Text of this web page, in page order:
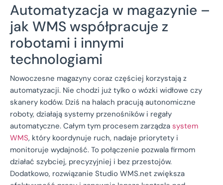
Automatyzacja w magazynie –
jak WMS współpracuje z
robotami i innymi
technologiami
Nowoczesne magazyny coraz częściej korzystają z
automatyzacji. Nie chodzi już tylko o wózki widłowe czy
skanery kodów. Dziś na halach pracują autonomiczne
roboty, działają systemy przenośników i regały
automatyczne. Całym tym procesem zarządza system
WMS, który koordynuje ruch, nadaje priorytety i
monitoruje wydajność. To połączenie pozwala firmom
działać szybciej, precyzyjniej i bez przestojów.
Dodatkowo, rozwiązanie Studio WMS.net zwiększa